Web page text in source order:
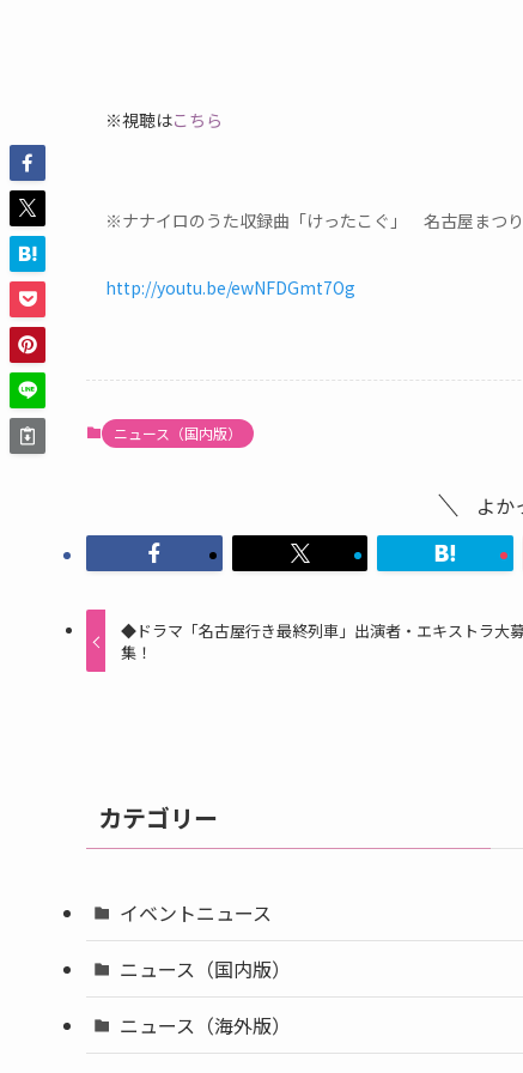
※視聴はこちら
※ナナイロのうた収録曲「けったこぐ」 名古屋まつ
http://youtu.be/ewNFDGmt7Og
ニュース（国内版）
よか
◆ドラマ「名古屋行き最終列車」出演者・エキストラ大
集！
カテゴリー
イベントニュース
ニュース（国内版）
ニュース（海外版）